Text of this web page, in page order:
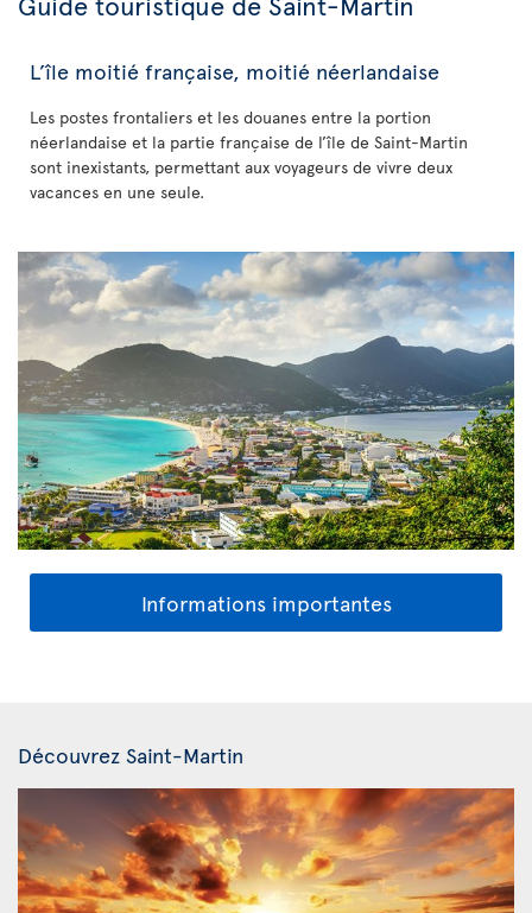
L’île moitié française, moitié néerlandaise
Les postes frontaliers et les douanes entre la portion
néerlandaise et la partie française de l’île de Saint-Martin
sont inexistants, permettant aux voyageurs de vivre deux
vacances en une seule.
Informations importantes
Découvrez Saint-Martin